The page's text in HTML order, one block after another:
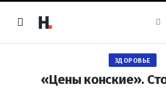
e
k
ЗДОРОВЬЕ
«Цены конские».